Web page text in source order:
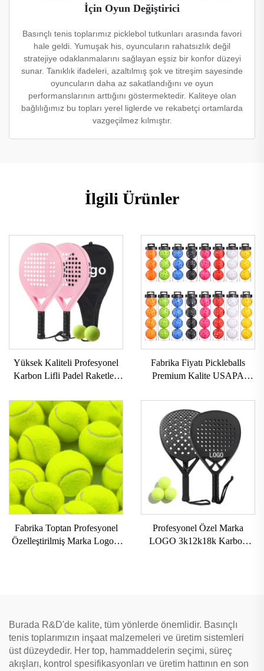
İçin Oyun Değiştirici
Basınçlı tenis toplarımız picklebol tutkunları arasında favori
hale geldi. Yumuşak his, oyuncuların rahatsızlık değil
stratejiye odaklanmalarını sağlayan eşsiz bir konfor düzeyi
sunar. Tanıklık ifadeleri, azaltılmış şok ve titreşim sayesinde
oyuncuların daha az sakatlandığını ve oyun
performanslarının arttığını göstermektedir. Kaliteye olan
bağlılığımız bu topları yerel liglerde ve rekabetçi ortamlarda
vazgeçilmez kılmıştır.
İlgili Ürünler
Yüksek Kaliteli Profesyonel
Karbon Lifli Padel Raketleri
Alan Sporları Plaj Tenisi
Raketleri Naylon Ağ ve EVA
Kavrama
Fabrika Fiyatı Pickleballs
Premium Kalite USAPA
Pickleball Topları Seti 3'lü 4'lü
Paket Pickleball Seti
Fabrika Toptan Profesyonel
Özelleştirilmiş Marka Logolu
Profesyonel Özel Marka
LOGO 3k12k18k Karbon
Burada R&D'de kalite, tüm yönlerde önemlidir. Basınçlı
tenis toplarımızın inşaat malzemeleri ve üretim sistemleri
üst düzeydedir. Her top, hammaddelerin seçimi, süreç
akışları, kontrol spesifikasyonları ve üretim hattının en son